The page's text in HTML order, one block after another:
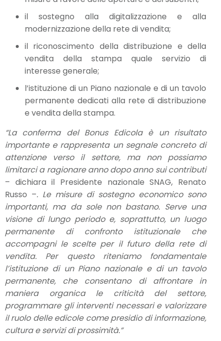
il sostegno alla digitalizzazione e alla
modernizzazione della rete di vendita;
il riconoscimento della distribuzione e della
vendita della stampa quale servizio di
interesse generale;
l’istituzione di un Piano nazionale e di un tavolo
permanente dedicati alla rete di distribuzione
e vendita della stampa.
“La conferma del Bonus Edicola è un risultato
importante e rappresenta un segnale concreto di
attenzione verso il settore, ma non possiamo
limitarci a ragionare anno dopo anno sui contributi
– dichiara il Presidente nazionale SNAG, Renato
Russo –. Le misure di sostegno economico sono
importanti, ma da sole non bastano. Serve una
visione di lungo periodo e, soprattutto, un luogo
permanente di confronto istituzionale che
accompagni le scelte per il futuro della rete di
vendita. Per questo riteniamo fondamentale
l’istituzione di un Piano nazionale e di un tavolo
permanente, che consentano di affrontare in
maniera organica le criticità del settore,
programmare gli interventi necessari e valorizzare
il ruolo delle edicole come presidio di informazione,
cultura e servizi di prossimità.”